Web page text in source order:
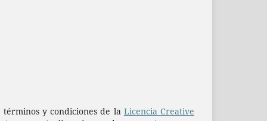
y condiciones de la Licencia Creative